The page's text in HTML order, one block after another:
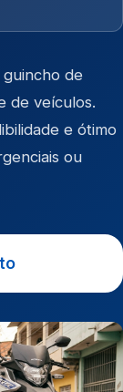
guincho de
de veículos.
e ótimo
ou